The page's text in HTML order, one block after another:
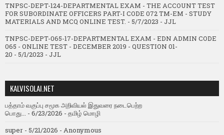
TNPSC-DEPT-124-DEPARTMENTAL EXAM - THE ACCOUNT TEST
FOR SUBORDINATE OFFICERS PART-I CODE 072 TM-EM - STUDY
MATERIALS AND MCQ ONLINE TEST. - 5/7/2023 - JJL
TNPSC-DEPT-065-17-DEPARTMENTAL EXAM - EDN ADMIN CODE
065 - ONLINE TEST - DECEMBER 2019 - QUESTION 01-
20 - 5/1/2023 - JJL
KALVISOLAI.NET
பத்தாம் வகுப்பு சமூக அறிவியல் இதுவரை நடைபெற்ற
பொது... - 6/23/2026 - தமிழ் மொழி
super - 5/21/2026 - Anonymous